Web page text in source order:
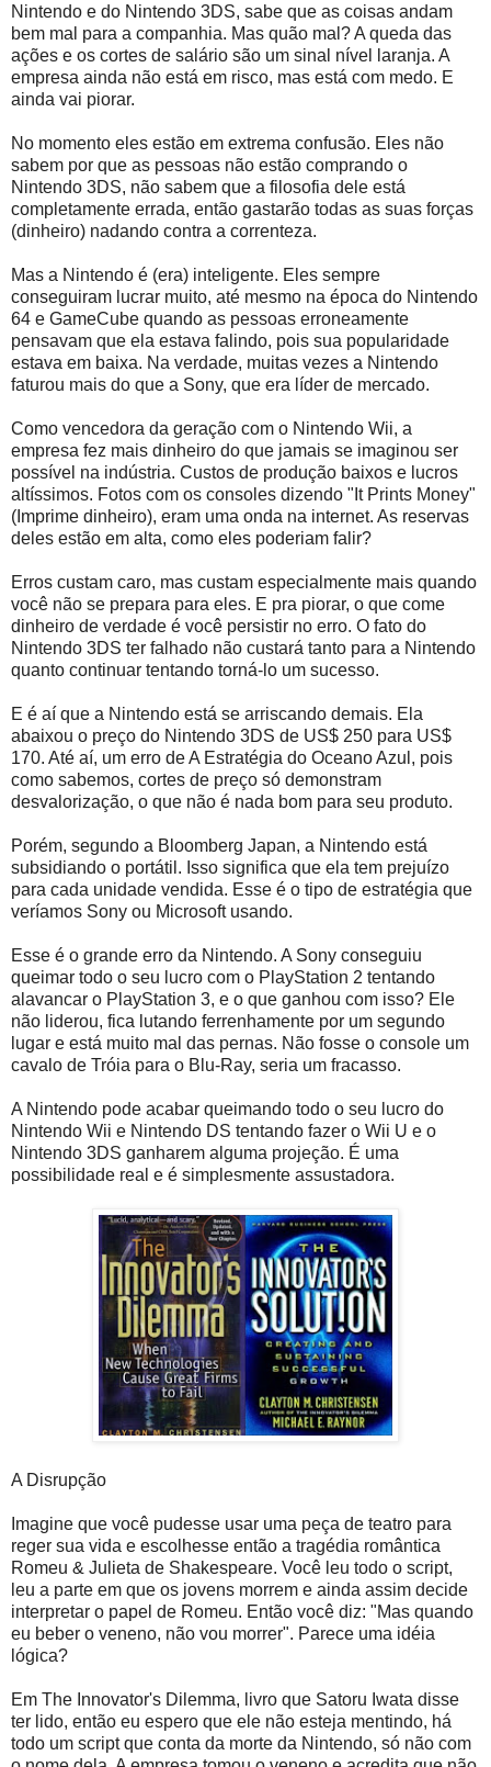
Nintendo e do Nintendo 3DS, sabe que as coisas andam
bem mal para a companhia. Mas quão mal? A queda das
ações e os cortes de salário são um sinal nível laranja. A
empresa ainda não está em risco, mas está com medo. E
ainda vai piorar.
No momento eles estão em extrema confusão. Eles não
sabem por que as pessoas não estão comprando o
Nintendo 3DS, não sabem que a filosofia dele está
completamente errada, então gastarão todas as suas forças
(dinheiro) nadando contra a correnteza.
Mas a Nintendo é (era) inteligente. Eles sempre
conseguiram lucrar muito, até mesmo na época do Nintendo
64 e GameCube quando as pessoas erroneamente
pensavam que ela estava falindo, pois sua popularidade
estava em baixa. Na verdade, muitas vezes a Nintendo
faturou mais do que a Sony, que era líder de mercado.
Como vencedora da geração com o Nintendo Wii, a
empresa fez mais dinheiro do que jamais se imaginou ser
possível na indústria. Custos de produção baixos e lucros
altíssimos. Fotos com os consoles dizendo "It Prints Money"
(Imprime dinheiro), eram uma onda na internet. As reservas
deles estão em alta, como eles poderiam falir?
Erros custam caro, mas custam especialmente mais quando
você não se prepara para eles. E pra piorar, o que come
dinheiro de verdade é você persistir no erro. O fato do
Nintendo 3DS ter falhado não custará tanto para a Nintendo
quanto continuar tentando torná-lo um sucesso.
E é aí que a Nintendo está se arriscando demais. Ela
abaixou o preço do Nintendo 3DS de US$ 250 para US$
170. Até aí, um erro de A Estratégia do Oceano Azul, pois
como sabemos, cortes de preço só demonstram
desvalorização, o que não é nada bom para seu produto.
Porém, segundo a Bloomberg Japan, a Nintendo está
subsidiando o portátil. Isso significa que ela tem prejuízo
para cada unidade vendida. Esse é o tipo de estratégia que
veríamos Sony ou Microsoft usando.
Esse é o grande erro da Nintendo. A Sony conseguiu
queimar todo o seu lucro com o PlayStation 2 tentando
alavancar o PlayStation 3, e o que ganhou com isso? Ele
não liderou, fica lutando ferrenhamente por um segundo
lugar e está muito mal das pernas. Não fosse o console um
cavalo de Tróia para o Blu-Ray, seria um fracasso.
A Nintendo pode acabar queimando todo o seu lucro do
Nintendo Wii e Nintendo DS tentando fazer o Wii U e o
Nintendo 3DS ganharem alguma projeção. É uma
possibilidade real e é simplesmente assustadora.
A Disrupção
Imagine que você pudesse usar uma peça de teatro para
reger sua vida e escolhesse então a tragédia romântica
Romeu & Julieta de Shakespeare. Você leu todo o script,
leu a parte em que os jovens morrem e ainda assim decide
interpretar o papel de Romeu. Então você diz: "Mas quando
eu beber o veneno, não vou morrer". Parece uma idéia
lógica?
Em The Innovator's Dilemma, livro que Satoru Iwata disse
ter lido, então eu espero que ele não esteja mentindo, há
todo um script que conta da morte da Nintendo, só não com